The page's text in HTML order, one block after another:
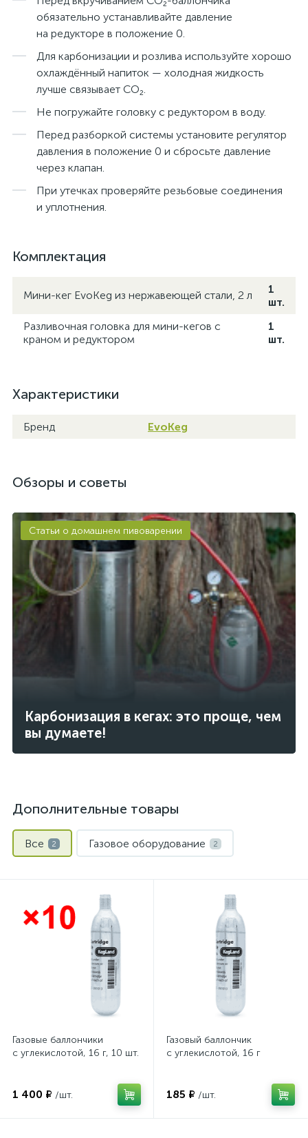
обязательно устанавливайте давление
на редукторе в положение 0.
Для карбонизации и розлива используйте хорошо
охлаждённый напиток — холодная жидкость
лучше связывает CO₂.
Не погружайте головку с редуктором в воду.
Перед разборкой системы установите регулятор
давления в положение 0 и сбросьте давление
через клапан.
При утечках проверяйте резьбовые соединения
и уплотнения.
Комплектация
Мини-кег EvoKeg из нержавеющей стали, 2 л
1
шт.
Разливочная головка для мини-кегов с
краном и редуктором
1
шт.
Характеристики
Бренд EvoKeg
Обзоры и советы
Карбонизация в кегах: это проще, чем
вы думаете!
Статьи о домашнем пивоварении
Дополнительные товары
Все 2 Газовое оборудование 2
Газовые баллончики
с углекислотой, 16 г, 10 шт.
1 400 ₽ /шт.
Газовый баллончик
с углекислотой, 16 г
185 ₽ /шт.